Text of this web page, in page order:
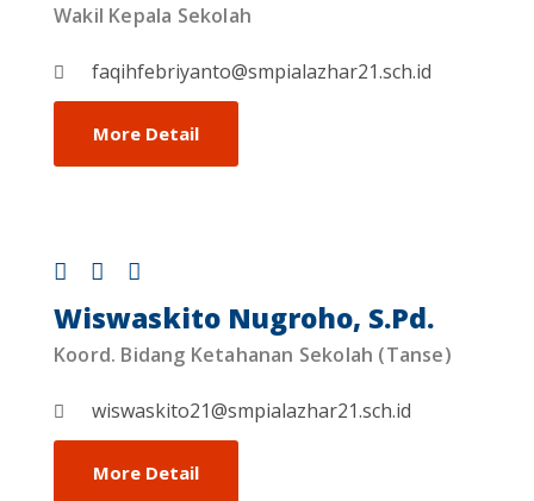
Wakil Kepala Sekolah
faqihfebriyanto@smpialazhar21.sch.id
More Detail
Wiswaskito Nugroho, S.Pd.
Koord. Bidang Ketahanan Sekolah (Tanse)
wiswaskito21@smpialazhar21.sch.id
More Detail